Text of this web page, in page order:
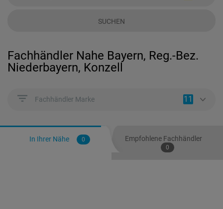
SUCHEN
Fachhändler Nahe Bayern, Reg.-Bez.
Niederbayern, Konzell
Fachhändler Marke 11
In Ihrer Nähe 0 Empfohlene Fachhändler
0